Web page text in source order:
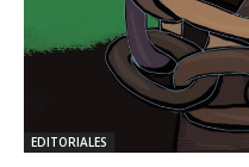
EDITORIALES